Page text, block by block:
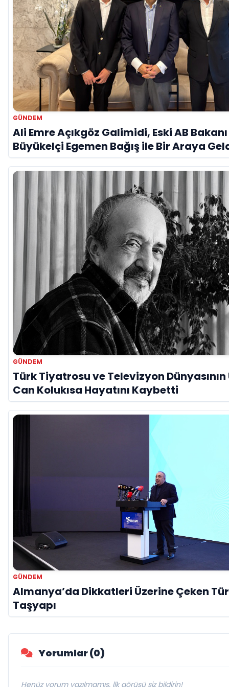
GÜNDEM
Ali Emre Açıkgöz Galimidi, Eski AB
Büyükelçi Egemen Bağış ile Bir Araya
GÜNDEM
Türk Tiyatrosu ve Televizyon
Can Kolukısa Hayatını Kaybetti
GÜNDEM
Almanya’da Dikkatleri Üzerine Çeken
Taşyapı
Yorumlar (0)
Henüz yorum yazılmamış. İlk görüşü siz bildirin!